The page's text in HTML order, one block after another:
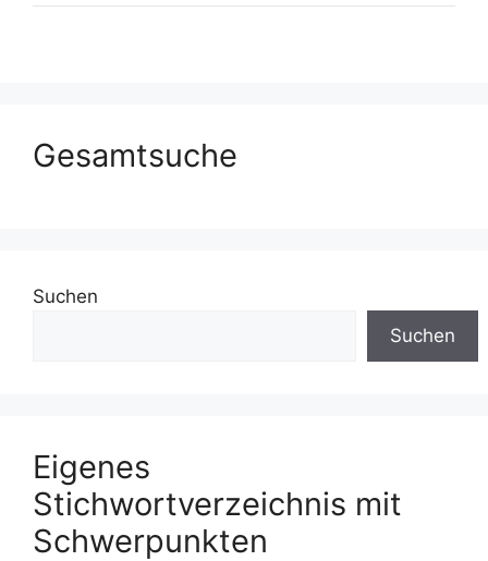
Gesamtsuche
Suchen
Suchen
Eigenes
Stichwortverzeichnis mit
Schwerpunkten